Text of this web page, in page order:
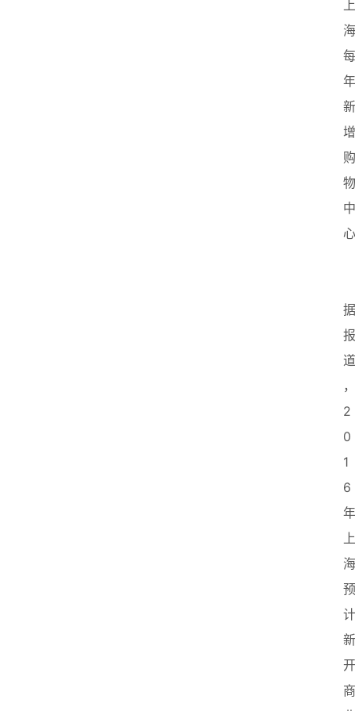
上
海
每
年
新
增
购
物
中
心
据
报
道
，
2
0
1
6
年
上
海
预
计
新
开
商